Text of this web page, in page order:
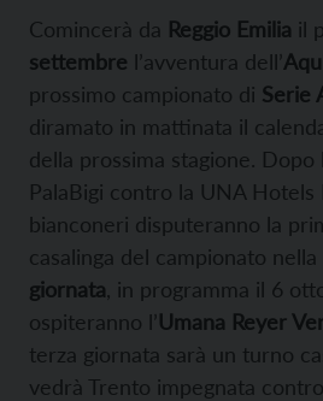
Comincerà da Reggio Emilia il
settembre l’avventura dell’
prossimo campionato di Serie
diramato in mattinata il
della prossima stagione. Dopo
PalaBigi contro la UNA Hotels
bianconeri disputeranno la
casalinga del campionato nella
giornata , in programma il 6
ospiteranno l’Umana Reyer
terza giornata sarà un turno
vedrà Trento impegnata